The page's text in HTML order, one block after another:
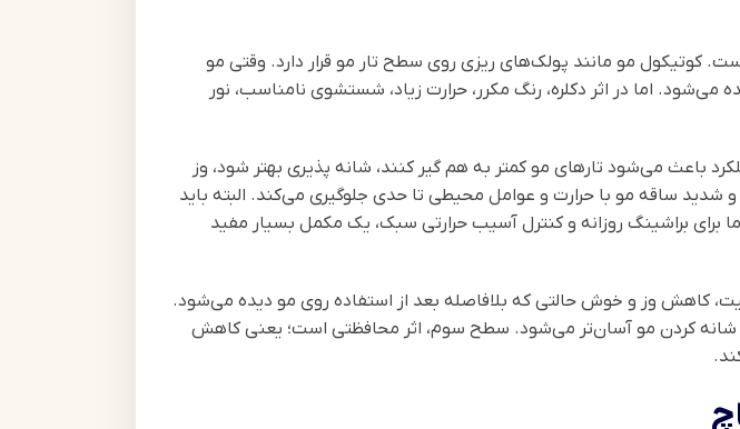
کوتیکول مو مانند پولک‌های ریزی روی سطح تار مو قرار دارد. وقتی مو
اما در اثر دکلره، رنگ مکرر، حرارت زیاد، شستشوی نامناسب، نور
باعث می‌شود تارهای مو کمتر به هم گیر کنند، شانه پذیری بهتر شود، وز
ساقه مو با حرارت و عوامل محیطی تا حدی جلوگیری می‌کند. البته باید
براشینگ روزانه و کنترل آسیب حرارتی سبک، یک مکمل بسیار مفید
کاهش وز و خوش حالتی که بلافاصله بعد از استفاده روی مو دیده می‌شود.
شانه کردن مو آسان‌تر می‌شود. سطح سوم، اثر محافظتی است؛ یعنی کاهش